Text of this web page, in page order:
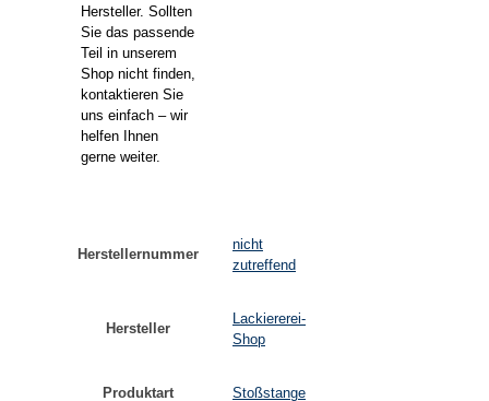
Hersteller. Sollten
Sie das passende
Teil in unserem
Shop nicht finden,
kontaktieren Sie
uns einfach – wir
helfen Ihnen
gerne weiter.
Herstellernummer
nicht
zutreffend
Hersteller
Lackiererei-
Shop
Produktart Stoßstange